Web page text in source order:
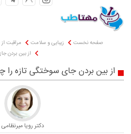
صفحه نخست زیبایی و سلامت مراقبت
از بین بردن
از بین بردن جای سوختگی تازه را
دکتر رویا میرنظامی